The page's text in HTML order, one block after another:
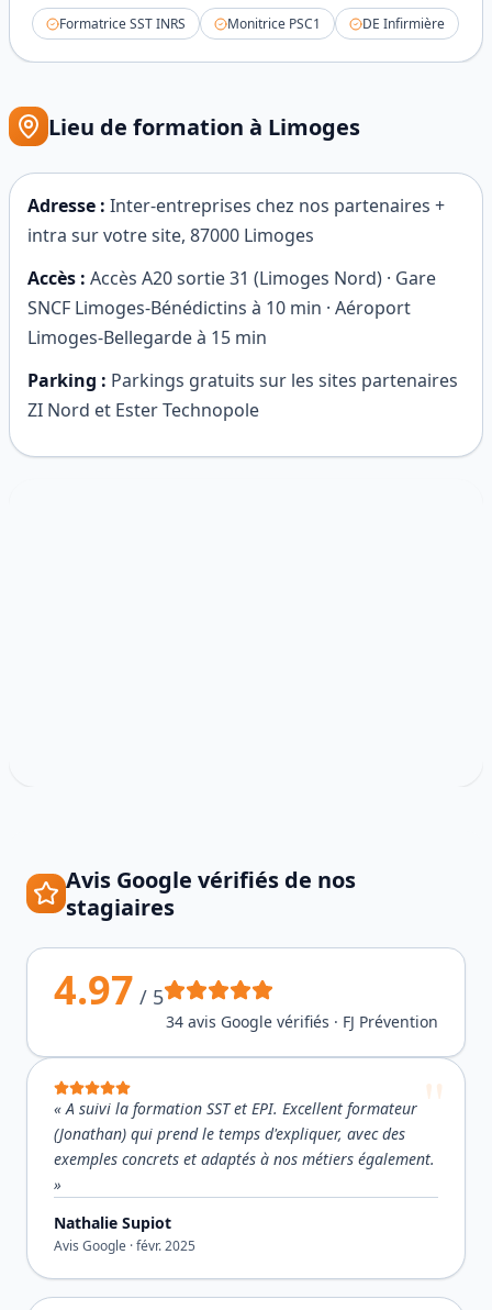
Formatrice SST INRS Monitrice PSC1 DE Infirmière
Lieu de formation à Limoges
Adresse : Inter-entreprises chez nos partenaires +
intra sur votre site, 87000 Limoges
Accès : Accès A20 sortie 31 (Limoges Nord) · Gare
SNCF Limoges-Bénédictins à 10 min · Aéroport
Limoges-Bellegarde à 15 min
Parking : Parkings gratuits sur les sites partenaires
ZI Nord et Ester Technopole
Avis Google vérifiés de nos
stagiaires
4.97 / 5
34 avis Google vérifiés · FJ Prévention
«A suivi la formation SST et EPI. Excellent formateur
(Jonathan) qui prend le temps d'expliquer, avec des
exemples concrets et adaptés à nos métiers également.
»
Nathalie Supiot
Avis Google ·févr. 2025